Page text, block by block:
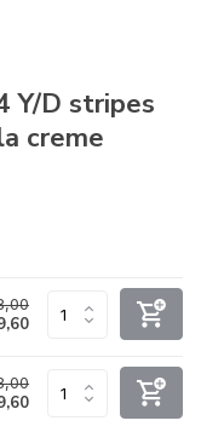
Y/D stripes
creme